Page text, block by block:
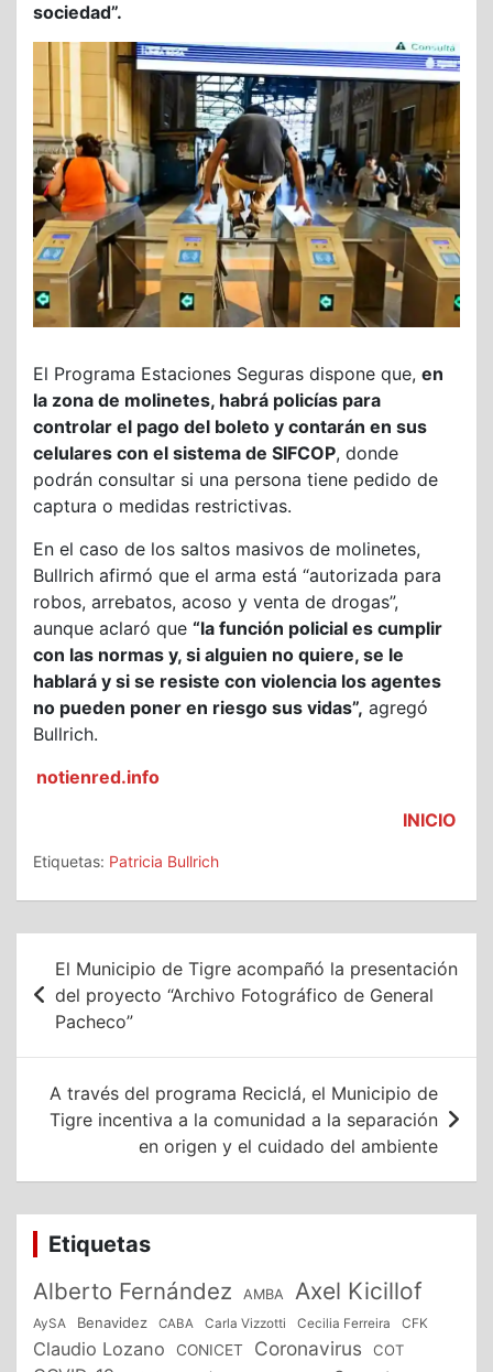
sociedad”.
El Programa Estaciones Seguras dispone que, en
la zona de molinetes, habrá policías para
controlar el pago del boleto y contarán en sus
celulares con el sistema de SIFCOP, donde
podrán consultar si una persona tiene pedido de
captura o medidas restrictivas.
En el caso de los saltos masivos de molinetes,
Bullrich afirmó que el arma está “autorizada para
robos, arrebatos, acoso y venta de drogas”,
aunque aclaró que “la función policial es cumplir
con las normas y, si alguien no quiere, se le
hablará y si se resiste con violencia los agentes
no pueden poner en riesgo sus vidas”, agregó
Bullrich.
notienred.info
INICIO
Etiquetas: Patricia Bullrich
Navegación
de
entradas
El Municipio de Tigre acompañó la presentación
del proyecto “Archivo Fotográfico de General
Pacheco”
A través del programa Reciclá, el Municipio de
Tigre incentiva a la comunidad a la separación
en origen y el cuidado del ambiente
Etiquetas
Alberto Fernández AMBA Axel Kicillof
AySA Benavidez CABA Carla Vizzotti Cecilia Ferreira CFK
Claudio Lozano CONICET Coronavirus COT